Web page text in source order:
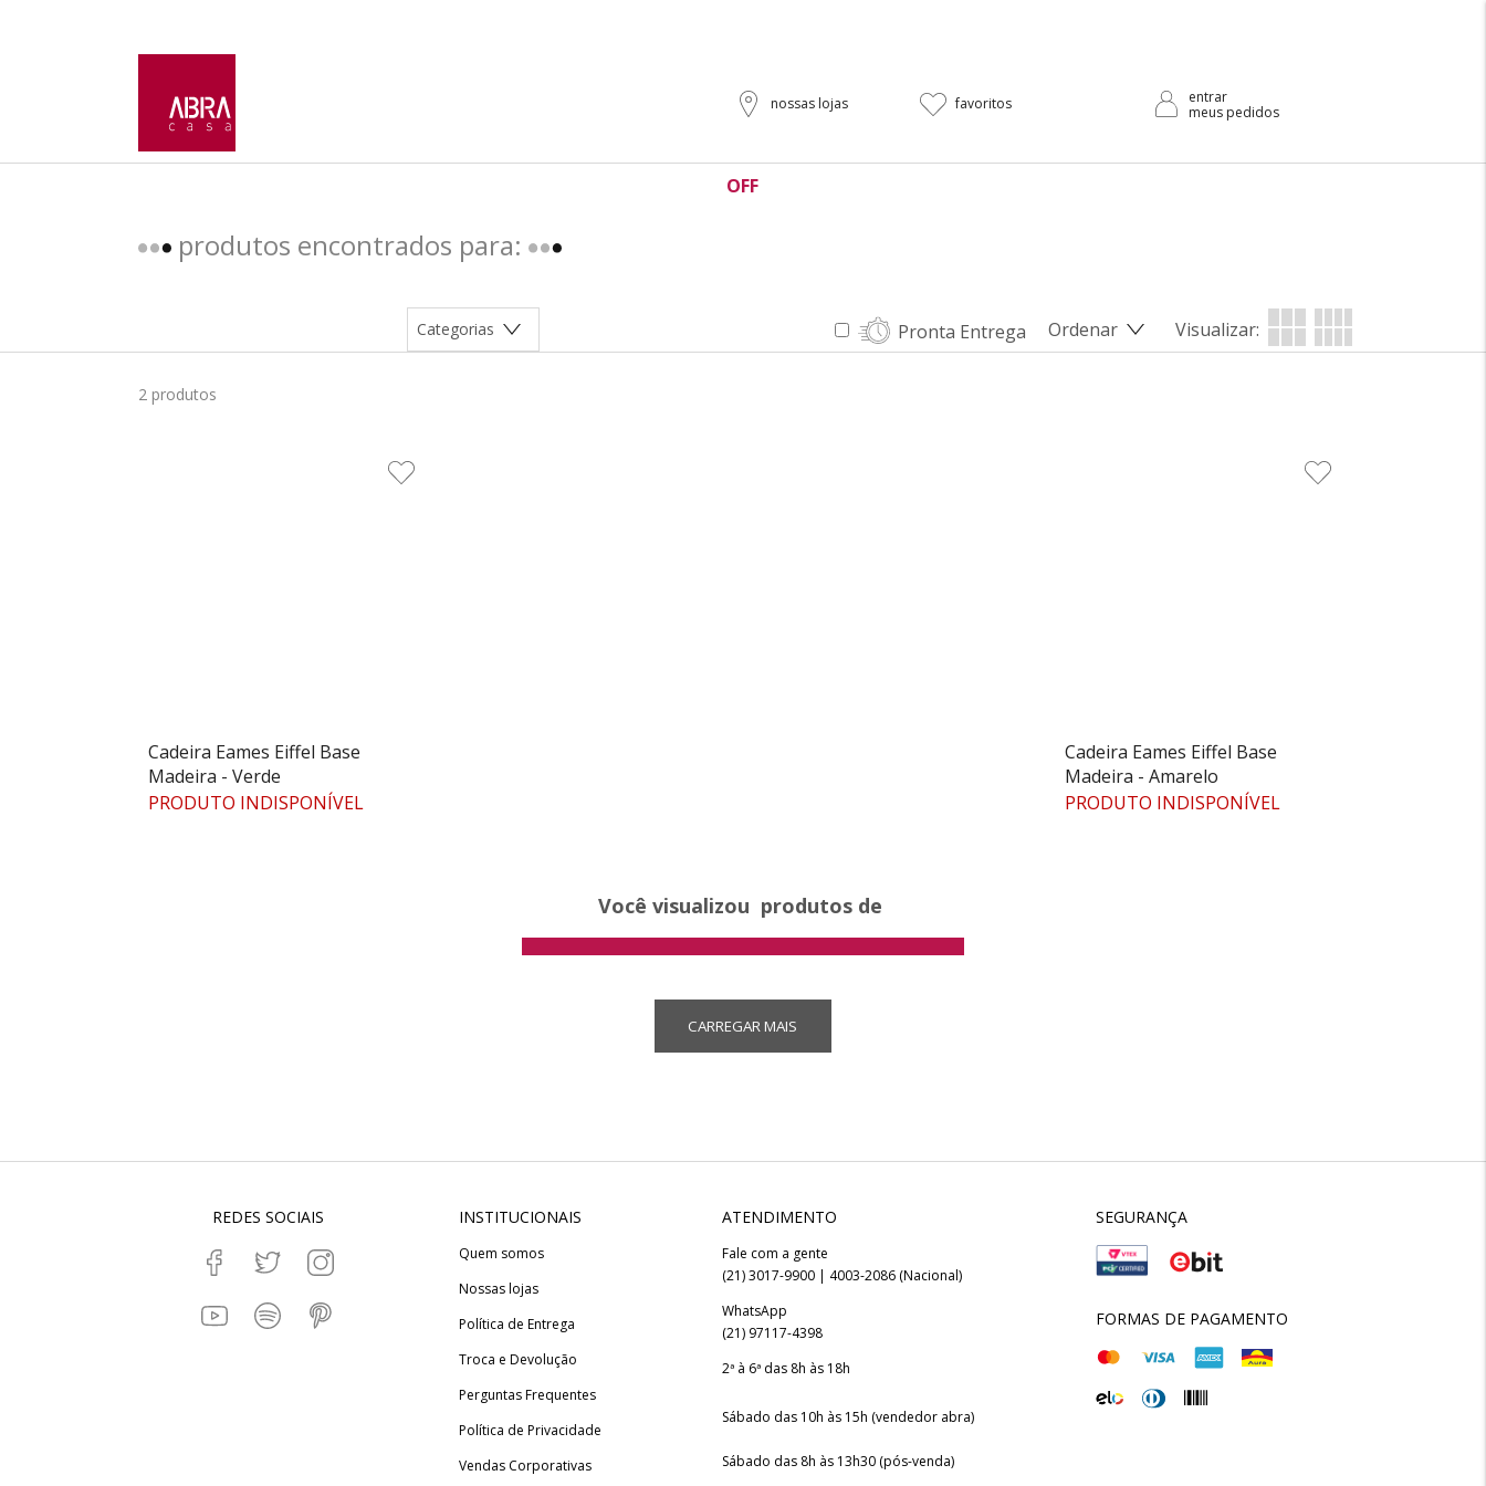
nossas lojas favoritos meus pedidos
OFF
produtos encontrados para:
Categorias Pronta Entrega Ordenar Visualizar:
2
Cadeira Eames Eiffel Base
Madeira - Verde
PRODUTO INDISPONÍVEL
Cadeira Eames Eiffel Base
Madeira - Amarelo
PRODUTO INDISPONÍVEL
Você visualizou produtos de
CARREGAR MAIS
REDES SOCIAIS INSTITUCIONAIS
Quem somos
Nossas lojas
Política de Entrega
Troca e Devolução
Perguntas Frequentes
Política de Privacidade
Vendas Corporativas
ATENDIMENTO
Fale com a gente
(21) 3017-9900 | 4003-2086 (Nacional)
WhatsApp
(21) 97117-4398
2ª à 6ª das 8h às 18h
Sábado das 10h às 15h (vendedor abra)
Sábado das 8h às 13h30 (pós-venda)
SEGURANÇA
FORMAS DE PAGAMENTO